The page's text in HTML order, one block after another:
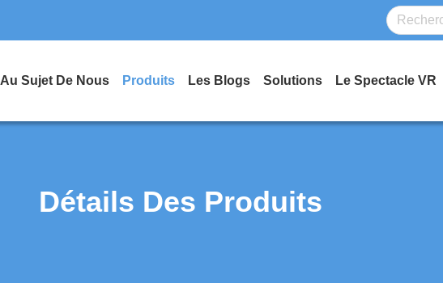
Au Sujet De Nous Produits Les Blogs Solutions Le Spectacle VR
Détails Des Produits